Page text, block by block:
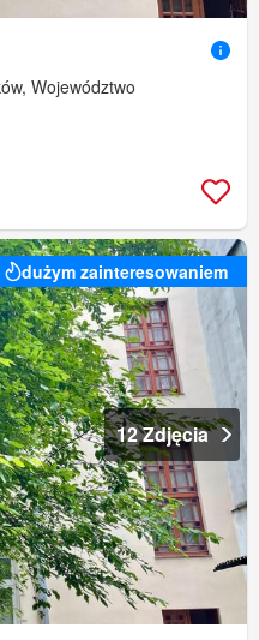
Województwo
dużym zainteresowaniem
12 Zdjęcia